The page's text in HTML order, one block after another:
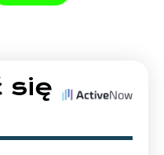
się